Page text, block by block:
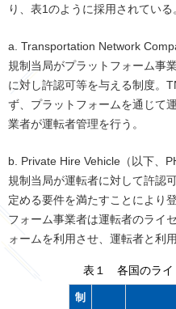
り、表1のように採用されている
a. Transportation Network
規制当局がプラットフォーム事
に対し許認可等を与える制度。
ず、プラットフォームを通じて
業者が運転者管理を行う。
b. Private Hire Vehicle（以下、
規制当局が運転者に対して許認
定める要件を満たすことにより
フォーム事業者は運転者のライ
ォームを利用させ、運転者と利
表１ 各国のライ
制